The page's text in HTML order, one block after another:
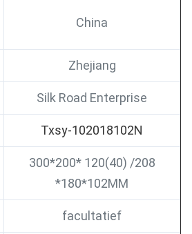
China
Zhejiang
Silk Road Enterprise
Txsy-102018102N
300*200* 120(40) /208
*180*102MM
facultatief